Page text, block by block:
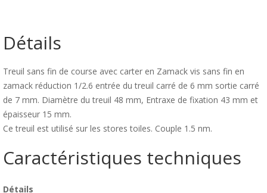
Détails
Treuil sans fin de course avec carter en Zamack vis sans fin en
zamack réduction 1/2.6 entrée du treuil carré de 6 mm sortie carré
de 7 mm. Diamètre du treuil 48 mm, Entraxe de fixation 43 mm et
épaisseur 15 mm.
Ce treuil est utilisé sur les stores toiles. Couple 1.5 nm.
Caractéristiques techniques
Détails